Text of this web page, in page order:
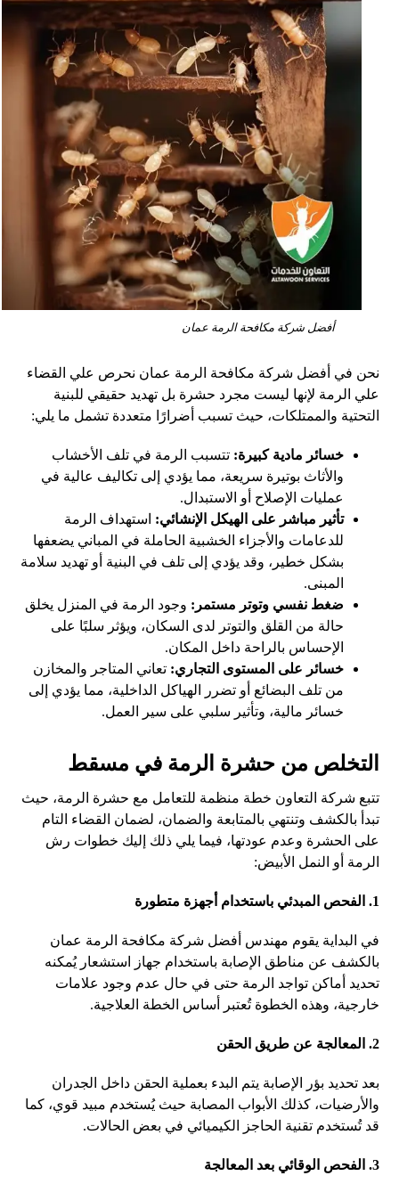
أفضل شركة مكافحة الرمة عمان
نحن في أفضل شركة مكافحة الرمة عمان نحرص علي القضاء
علي الرمة لإنها ليست مجرد حشرة بل تهديد حقيقي للبنية
التحتية والممتلكات، حيث تسبب أضرارًا متعددة تشمل ما يلي:
خسائر مادية كبيرة:تتسبب الرمة في تلف الأخشاب
والأثاث بوتيرة سريعة، مما يؤدي إلى تكاليف عالية في
عمليات الإصلاح أو الاستبدال.
تأثير مباشر على الهيكل الإنشائي: استهداف الرمة
للدعامات والأجزاء الخشبية الحاملة في المباني يضعفها
بشكل خطير، وقد يؤدي إلى تلف في البنية أو تهديد سلامة
المبنى.
ضغط نفسي وتوتر مستمر: وجود الرمة في المنزل يخلق
حالة من القلق والتوتر لدى السكان، ويؤثر سلبًا على
الإحساس بالراحة داخل المكان.
خسائر على المستوى التجاري: تعاني المتاجر والمخازن
من تلف البضائع أو تضرر الهياكل الداخلية، مما يؤدي إلى
خسائر مالية، وتأثير سلبي على سير العمل.
التخلص من حشرة الرمة في مسقط
تتبع شركة التعاون خطة منظمة للتعامل مع حشرة الرمة، حيث
تبدأ بالكشف وتنتهي بالمتابعة والضمان، لضمان القضاء التام
على الحشرة وعدم عودتها، فيما يلي ذلك إليك خطوات رش
الرمة أو النمل الأبيض:
1. الفحص المبدئي باستخدام أجهزة متطورة
في البداية يقوم مهندس أفضل شركة مكافحة الرمة عمان
بالكشف عن مناطق الإصابة باستخدام جهاز استشعار يُمكنه
تحديد أماكن تواجد الرمة حتى في حال عدم وجود علامات
خارجية، وهذه الخطوة تُعتبر أساس الخطة العلاجية.
2. المعالجة عن طريق الحقن
بعد تحديد بؤر الإصابة يتم البدء بعملية الحقن داخل الجدران
والأرضيات، كذلك الأبواب المصابة حيث يُستخدم مبيد قوي، كما
قد تُستخدم تقنية الحاجز الكيميائي في بعض الحالات.
3. الفحص الوقائي بعد المعالجة